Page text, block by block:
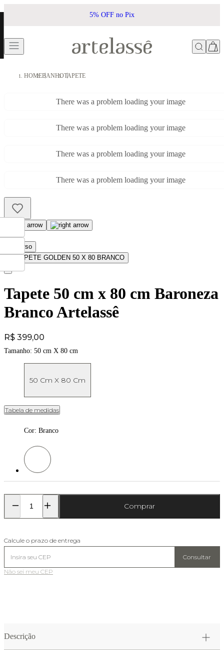
5% OFF no Pix
HOMEBANHOTAPETE
There was a problem loading your image
There was a problem loading your image
There was a problem loading your image
There was a problem loading your image
Tapete 50 cm x 80 cm Baroneza
Branco Artelassê
Price:
R$ 399,00
Tamanho: 50 cm X 80 cm
50 Cm X 80 Cm
Tabela de medidas
Cor: Branco
Cor: Branco
Comprar
Calcule o prazo de entrega
Consultar
Não sei meu CEP
Descrição